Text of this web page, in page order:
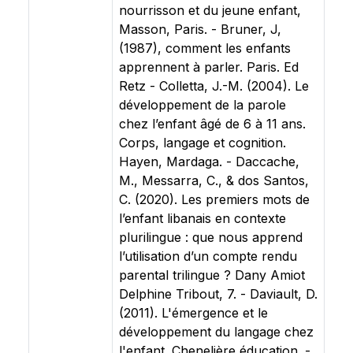
nourrisson et du jeune enfant,
Masson, Paris. - Bruner, J,
(1987), comment les enfants
apprennent à parler. Paris. Ed
Retz - Colletta, J.-M. (2004). Le
développement de la parole
chez l’enfant âgé de 6 à 11 ans.
Corps, langage et cognition.
Hayen, Mardaga. - Daccache,
M., Messarra, C., & dos Santos,
C. (2020). Les premiers mots de
l’enfant libanais en contexte
plurilingue : que nous apprend
l’utilisation d’un compte rendu
parental trilingue ? Dany Amiot
Delphine Tribout, 7. - Daviault, D.
(2011). L'émergence et le
développement du langage chez